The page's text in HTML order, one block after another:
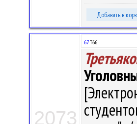
Добавить в
2073
67Т66